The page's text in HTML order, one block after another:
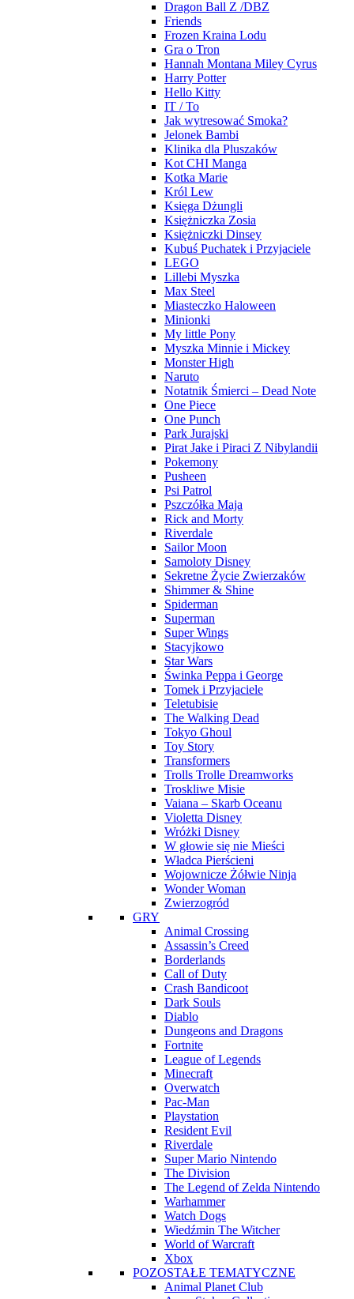
Dragon Ball Z /DBZ
Friends
Frozen Kraina Lodu
Gra o Tron
Hannah Montana Miley Cyrus
Harry Potter
Hello Kitty
IT / To
Jak wytresować Smoka?
Jelonek Bambi
Klinika dla Pluszaków
Kot CHI Manga
Kotka Marie
Król Lew
Księga Dżungli
Księżniczka Zosia
Księżniczki Dinsey
Kubuś Puchatek i Przyjaciele
LEGO
Lillebi Myszka
Max Steel
Miasteczko Haloween
Minionki
My little Pony
Myszka Minnie i Mickey
Monster High
Naruto
Notatnik Śmierci – Dead Note
One Piece
One Punch
Park Jurajski
Pirat Jake i Piraci Z Nibylandii
Pokemony
Pusheen
Psi Patrol
Pszczółka Maja
Rick and Morty
Riverdale
Sailor Moon
Samoloty Disney
Sekretne Życie Zwierzaków
Shimmer & Shine
Spiderman
Superman
Super Wings
Stacyjkowo
Star Wars
Świnka Peppa i George
Tomek i Przyjaciele
Teletubisie
The Walking Dead
Tokyo Ghoul
Toy Story
Transformers
Trolls Trolle Dreamworks
Troskliwe Misie
Vaiana – Skarb Oceanu
Violetta Disney
Wróżki Disney
W głowie się nie Mieści
Władca Pierścieni
Wojownicze Żółwie Ninja
Wonder Woman
Zwierzogród
GRY
Animal Crossing
Assassin’s Creed
Borderlands
Call of Duty
Crash Bandicoot
Dark Souls
Diablo
Dungeons and Dragons
Fortnite
League of Legends
Minecraft
Overwatch
Pac-Man
Playstation
Resident Evil
Riverdale
Super Mario Nintendo
The Division
The Legend of Zelda Nintendo
Warhammer
Watch Dogs
Wiedźmin The Witcher
World of Warcraft
Xbox
POZOSTAŁE TEMATYCZNE
Animal Planet Club